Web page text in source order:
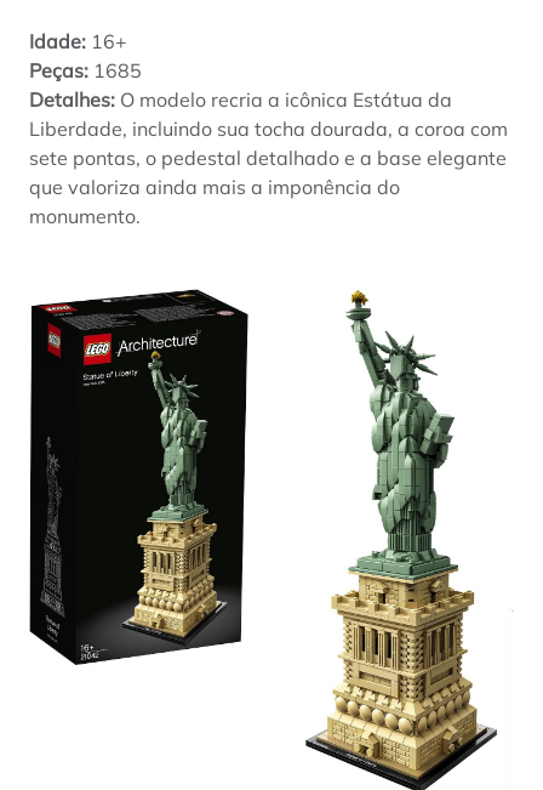
Idade: 16+
Peças: 1685
Detalhes: O modelo recria a icônica Estátua da
Liberdade, incluindo sua tocha dourada, a coroa com
sete pontas, o pedestal detalhado e a base elegante
que valoriza ainda mais a imponência do
monumento.